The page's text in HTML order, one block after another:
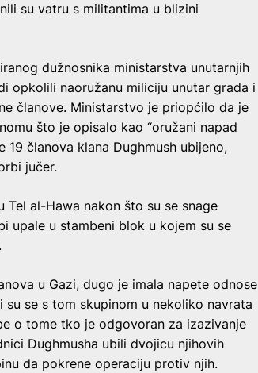
su vatru s militantima u blizini
dužnosnika ministarstva unutarnjih
opkolili naoružanu miliciju unutar grada i
članove. Ministarstvo je priopćilo da je
što je opisalo kao “oružani napad
19 članova klana Dughmush ubijeno,
jučer.
al-Hawa nakon što su se snage
upale u stambeni blok u kojem su se
u Gazi, dugo je imala napete odnose
se s tom skupinom u nekoliko navrata
o tome tko je odgovoran za izazivanje
Dughmusha ubili dvojicu njihovih
da pokrene operaciju protiv njih.